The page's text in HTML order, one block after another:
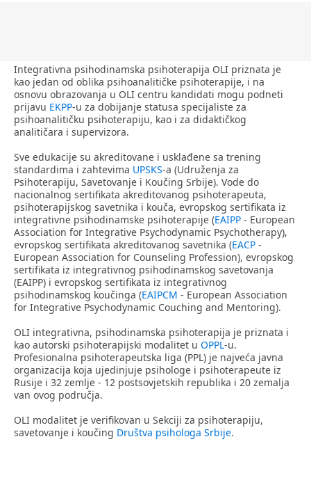
Integrativna psihodinamska psihoterapija OLI priznata je
kao jedan od oblika psihoanalitičke psihoterapije, i na
osnovu obrazovanja u OLI centru kandidati mogu podneti
prijavu EKPP-u za dobijanje statusa specijaliste za
psihoanalitičku psihoterapiju, kao i za didaktičkog
analitičara i supervizora.
Sve edukacije su akreditovane i usklađene sa trening
standardima i zahtevima UPSKS-a (Udruženja za
Psihoterapiju, Savetovanje i Koučing Srbije). Vode do
nacionalnog sertifikata akreditovanog psihoterapeuta,
psihoterapijskog savetnika i kouča, evropskog sertifikata iz
integrativne psihodinamske psihoterapije (EAIPP - European
Association for Integrative Psychodynamic Psychotherapy),
evropskog sertifikata akreditovanog savetnika (EACP -
European Association for Counseling Profession), evropskog
sertifikata iz integrativnog psihodinamskog savetovanja
(EAIPP) i evropskog sertifikata iz integrativnog
psihodinamskog koučinga (EAIPCM - European Association
for Integrative Psychodynamic Couching and Mentoring).
OLI integrativna, psihodinamska psihoterapija je priznata i
kao autorski psihoterapijski modalitet u OPPL-u.
Profesionalna psihoterapeutska liga (PPL) je najveća javna
organizacija koja ujedinjuje psihologe i psihoterapeute iz
Rusije i 32 zemlje - 12 postsovjetskih republika i 20 zemalja
van ovog područja.
OLI modalitet je verifikovan u Sekciji za psihoterapiju,
savetovanje i koučing Društva psihologa Srbije.